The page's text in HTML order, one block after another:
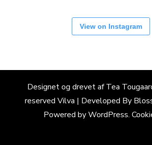
View on Instagram
Designet og drevet af Tea
reserved Vilva | Developed By
Powered byWordPress.